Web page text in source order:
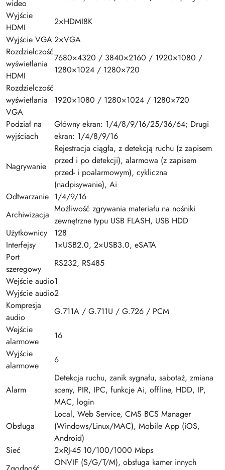
wideo
Wyjście
HDMI
2×HDMI8K
Wyjście VGA2×VGA
Rozdzielczość
wyświetlania
HDMI
7680×4320 / 3840×2160 / 1920×1080 /
1280×1024 / 1280×720
Rozdzielczość
wyświetlania
VGA
1920×1080 / 1280×1024 / 1280×720
Podział na
wyjściach
Główny ekran: 1/4/8/9/16/25/36/64; Drugi
ekran: 1/4/8/9/16
Nagrywanie
Rejestracja ciągła, z detekcją ruchu (z zapisem
przed i po detekcji), alarmowa (z zapisem
przed- i poalarmowym), cykliczna
(nadpisywanie), Ai
Odtwarzanie 1/4/9/16
Archiwizacja
Możliwość zgrywania materiału na nośniki
zewnętrzne typu USB FLASH, USB HDD
Użytkownicy
128
Interfejsy
1×USB2.0, 2×USB3.0, eSATA
Port
szeregowy
RS232, RS485
Wejście audio1
Wyjście audio2
Kompresja
audio
G.711A / G.711U / G.726 / PCM
Wejście
alarmowe
16
Wyjście
alarmowe
6
Alarm
Detekcja ruchu, zanik sygnału, sabotaż, zmiana
sceny, PIR, IPC, funkcje Ai, offline, HDD, IP,
MAC, login
Obsługa
Local, Web Service, CMS BCS Manager
(Windows/Linux/MAC), Mobile App (iOS,
Android)
Sieć
2×RJ-45 10/100/1000 Mbps
ONVIF (S/G/T/M), obsługa kamer innych